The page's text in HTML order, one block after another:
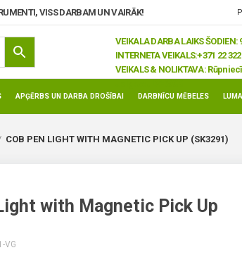
VISS DARBAM UN VAIRĀK!
VEIKALA DARBA LAIKS ŠODIEN:
INTERNETA VEIKALS:+371 22
VEIKALS & NOLIKTAVA:
APĢĒRBS UN DARBA DROŠĪBAI DARBNĪCU MĒBELES
COB PEN LIGHT WITH MAGNETIC PICK UP (SK3291)
with Magnetic Pick Up
VG